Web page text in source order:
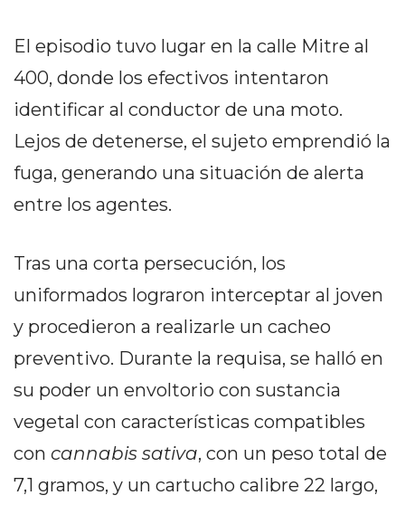
VENTA POR WHATSAPP
CÓMO RECIBIR PEDIDOS
DE COMIDA POR
WHATSAPP: LA GUÍA
DELIVERIES
CÓMO ORGANIZAR LOS
PEDIDOS DE DELIVERY
POR WHATSAPP SIN QUE
El episodio tuvo lugar en la calle Mitre al
400, donde los efectivos intentaron
identificar al conductor de una moto.
Lejos de detenerse, el sujeto emprendió la
fuga, generando una situación de alerta
entre los agentes.
Tras una corta persecución, los
uniformados lograron interceptar al joven
y procedieron a realizarle un cacheo
preventivo. Durante la requisa, se halló en
su poder un envoltorio con sustancia
vegetal con características compatibles
con cannabis sativa, con un peso total de
7,1 gramos, y un cartucho calibre 22 largo,